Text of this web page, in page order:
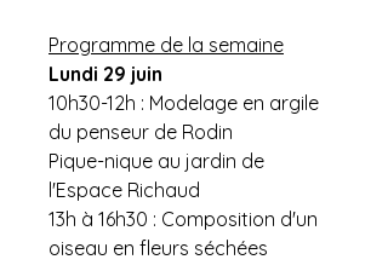
Programme de la semaine
Lundi 29 juin
10h30-12h : Modelage en argile
du penseur de Rodin
Pique-nique au jardin de
l'Espace Richaud
13h à 16h30 : Composition d'un
oiseau en fleurs séchées